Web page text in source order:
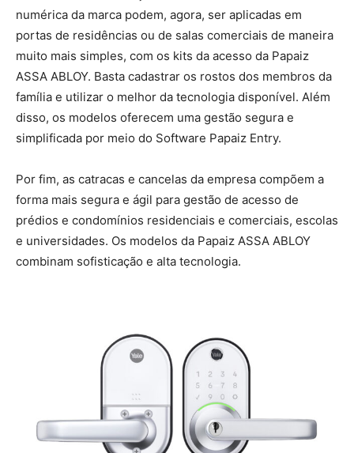
numérica da marca podem, agora, ser aplicadas em
portas de residências ou de salas comerciais de maneira
muito mais simples, com os kits da acesso da Papaiz
ASSA ABLOY. Basta cadastrar os rostos dos membros da
família e utilizar o melhor da tecnologia disponível. Além
disso, os modelos oferecem uma gestão segura e
simplificada por meio do Software Papaiz Entry.
Por fim, as catracas e cancelas da empresa compõem a
forma mais segura e ágil para gestão de acesso de
prédios e condomínios residenciais e comerciais, escolas
e universidades. Os modelos da Papaiz ASSA ABLOY
combinam sofisticação e alta tecnologia.